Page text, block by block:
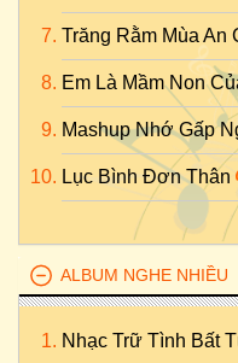
Trăng Rằm Mùa An
Em Là Mầm Non
Mashup Nhớ Gấp
Lục Bình Đơn Thân
ALBUM NGHE NHIỀU
Nhạc Trữ Tình Bất